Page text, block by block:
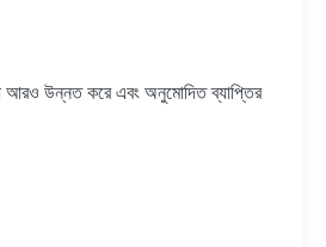
আরও উন্নত করে এবং অনুমোদিত ব্যাপ্তির